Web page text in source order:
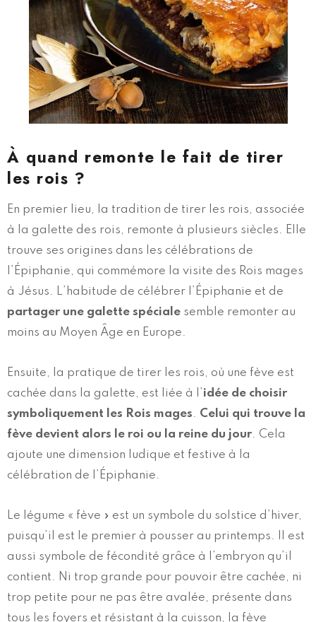
À quand remonte le fait de tirer
les rois ?
En premier lieu, la tradition de tirer les rois, associée
à la galette des rois, remonte à plusieurs siècles. Elle
trouve ses origines dans les célébrations de
l’Épiphanie, qui commémore la visite des Rois mages
à Jésus. L’habitude de célébrer l’Épiphanie et de
partager une galette spéciale semble remonter au
moins au Moyen Âge en Europe.
Ensuite, la pratique de tirer les rois, où une fève est
cachée dans la galette, est liée à l’idée de choisir
symboliquement les Rois mages. Celui qui trouve la
fève devient alors le roi ou la reine du jour. Cela
ajoute une dimension ludique et festive à la
célébration de l’Épiphanie.
Le légume « fève » est un symbole du solstice d’hiver,
puisqu’il est le premier à pousser au printemps. Il est
aussi symbole de fécondité grâce à l’embryon qu’il
contient. Ni trop grande pour pouvoir être cachée, ni
trop petite pour ne pas être avalée, présente dans
tous les foyers et résistant à la cuisson, la fève